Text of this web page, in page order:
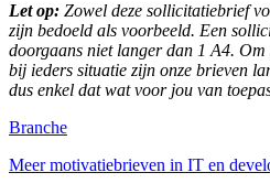
Let op: Zowel deze sollicitatiebrief
zijn bedoeld als voorbeeld. Een
doorgaans niet langer dan 1 A4.
bij ieders situatie zijn onze brieven
dus enkel dat wat voor jou van
Branche
Meer motivatiebrieven in IT en